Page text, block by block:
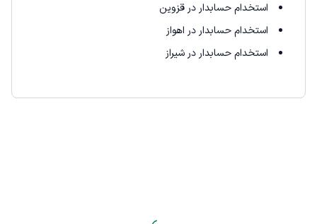
استخدام حسابدار در قزوین
استخدام حسابدار در اهواز
استخدام حسابدار در شیراز